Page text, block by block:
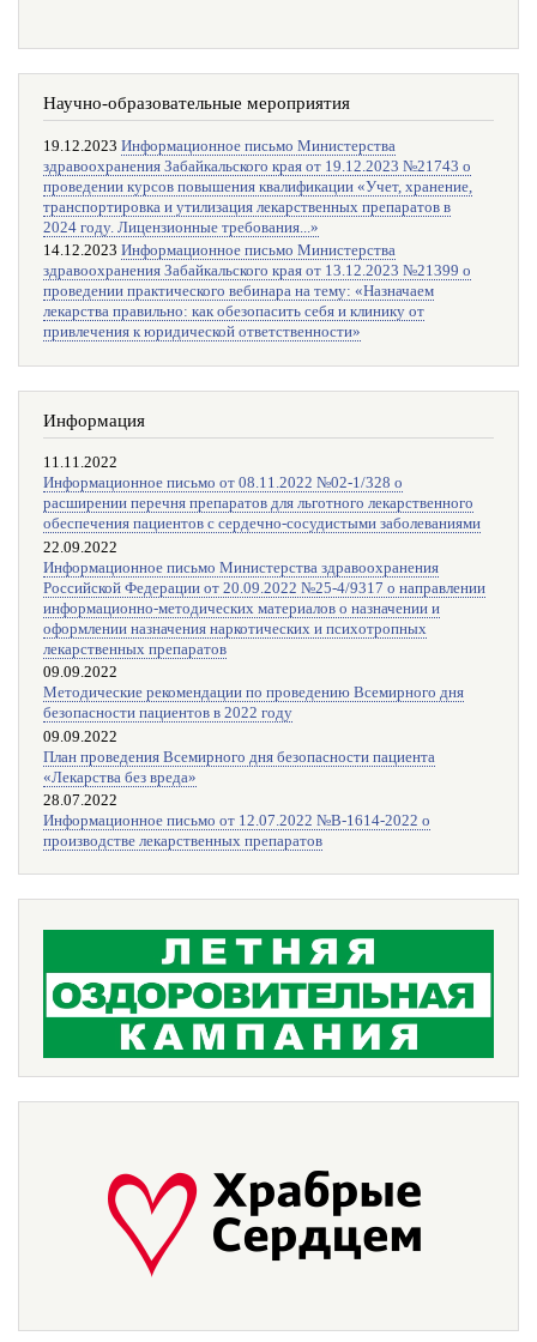
Научно-образовательные мероприятия
19.12.2023 Информационное письмо Министерства
здравоохранения Забайкальского края от 19.12.2023 №21743 о
проведении курсов повышения квалификации «Учет, хранение,
транспортировка и утилизация лекарственных препаратов в
2024 году. Лицензионные требования...»
14.12.2023 Информационное письмо Министерства
здравоохранения Забайкальского края от 13.12.2023 №21399 о
проведении практического вебинара на тему: «Назначаем
лекарства правильно: как обезопасить себя и клинику от
привлечения к юридической ответственности»
Информация
11.11.2022
Информационное письмо от 08.11.2022 №02-1/328 о
расширении перечня препаратов для льготного лекарственного
обеспечения пациентов с сердечно-сосудистыми заболеваниями
22.09.2022
Информационное письмо Министерства здравоохранения
Российской Федерации от 20.09.2022 №25-4/9317 о направлении
информационно-методических материалов о назначении и
оформлении назначения наркотических и психотропных
лекарственных препаратов
09.09.2022
Методические рекомендации по проведению Всемирного дня
безопасности пациентов в 2022 году
09.09.2022
План проведения Всемирного дня безопасности пациента
«Лекарства без вреда»
28.07.2022
Информационное письмо от 12.07.2022 №В-1614-2022 о
производстве лекарственных препаратов